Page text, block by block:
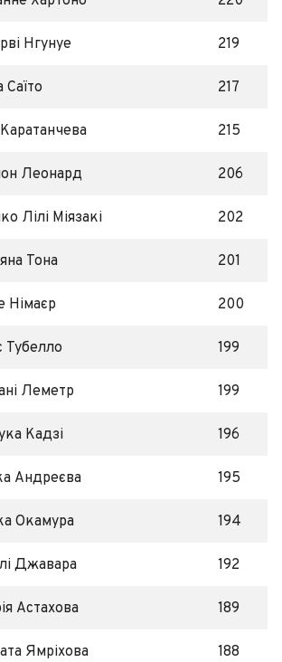
Нгунуе 219
Саїто 217
215
Леонард 206
Лілі Міязакі 202
Тона 201
Німаєр 200
Тубелло 199
Леметр 199
Кадзі 196
Андреєва 195
Окамура 194
Джавара 192
Астахова 189
Ямріхова 188